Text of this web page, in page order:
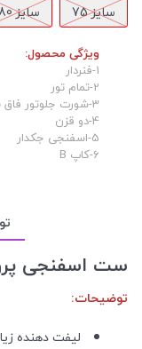
سایز 75 سایز 80
ویژگی محصول:
1-فنردار
2-تمام تور
3-شورت جلوتور فاق نخ
4-دو قزن
5-اسفنجی جکدار
6-کاپ B
ست اسفنجی
توضیحات:
لیفت دهنده